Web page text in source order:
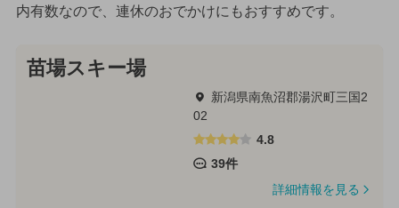
内有数なので、連休のおでかけにもおすすめです。
苗場スキー場
新潟県南魚沼郡湯沢町三国2
02
4.8
39件
詳細情報を見る